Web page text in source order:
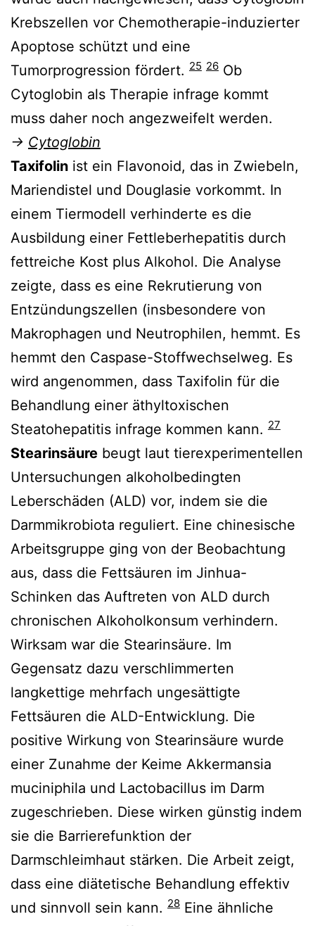
Krebszellen vor Chemotherapie-induzierter
Apoptose schützt und eine
Tumorprogression fördert. 25 26 Ob
Cytoglobin als Therapie infrage kommt
muss daher noch angezweifelt werden.
→ Cytoglobin
Taxifolin ist ein Flavonoid, das in Zwiebeln,
Mariendistel und Douglasie vorkommt. In
einem Tiermodell verhinderte es die
Ausbildung einer Fettleberhepatitis durch
fettreiche Kost plus Alkohol. Die Analyse
zeigte, dass es eine Rekrutierung von
Entzündungszellen (insbesondere von
Makrophagen und Neutrophilen, hemmt. Es
hemmt den Caspase-Stoffwechselweg. Es
wird angenommen, dass Taxifolin für die
Behandlung einer äthyltoxischen
Steatohepatitis infrage kommen kann. 27
Stearinsäure beugt laut tierexperimentellen
Untersuchungen alkoholbedingten
Leberschäden (ALD) vor, indem sie die
Darmmikrobiota reguliert. Eine chinesische
Arbeitsgruppe ging von der Beobachtung
aus, dass die Fettsäuren im Jinhua-
Schinken das Auftreten von ALD durch
chronischen Alkoholkonsum verhindern.
Wirksam war die Stearinsäure. Im
Gegensatz dazu verschlimmerten
langkettige mehrfach ungesättigte
Fettsäuren die ALD-Entwicklung. Die
positive Wirkung von Stearinsäure wurde
einer Zunahme der Keime Akkermansia
muciniphila und Lactobacillus im Darm
zugeschrieben. Diese wirken günstig indem
sie die Barrierefunktion der
Darmschleimhaut stärken. Die Arbeit zeigt,
dass eine diätetische Behandlung effektiv
und sinnvoll sein kann. 28 Eine ähnliche